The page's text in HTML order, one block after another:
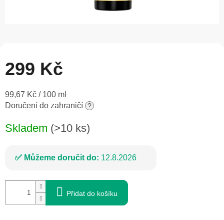
299 Kč
Měrná
cena:
99,67 Kč / 100 ml
Doručení do zahraničí ?
Skladem (>10 ks)
Můžeme doručit do: 12.8.2026
Přidat do košíku